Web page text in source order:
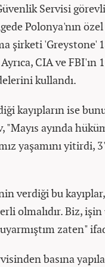
Servisi
Polonya'nın
şirketi 'Greystone'
CIA ve
kullandı.
kayıpların ise
"Mayıs ayında
yaşamını yitirdi,
verdiği bu
olmalıdır. Biz, işin
zaten"
basına